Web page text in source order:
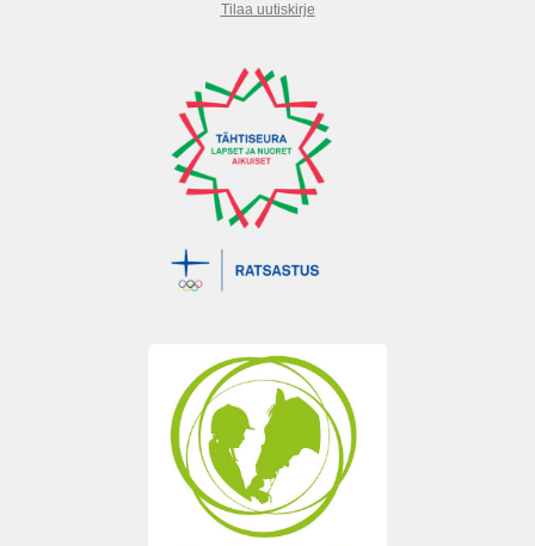
Tilaa uutiskirje